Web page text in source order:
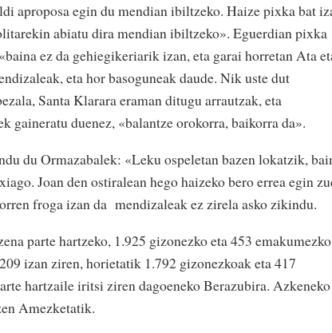
aproposa egin du mendian ibiltzeko. Haize pixka bat
abiatu dira mendian ibiltzeko». Eguerdian pixka
ez da gehiegikeriarik izan, eta garai horretan Ata
eta hor basoguneak daude. Nik uste dut
Santa Klarara eraman ditugu arrautzak, eta
gaineratu duenez, «balantze orokorra, baikorra da».
du Ormazabalek: «Leku ospeletan bazen lokatzik,
Joan den ostiralean hego haizeko bero errea egin
froga izan da mendizaleak ez zirela asko zikindu.
parte hartzeko, 1.925 gizonezko eta 453
izan ziren, horietatik 1.792 gizonezkoak eta 417
hartzaile iritsi ziren dagoeneko Berazubira. Azkeneko
Amezketatik.